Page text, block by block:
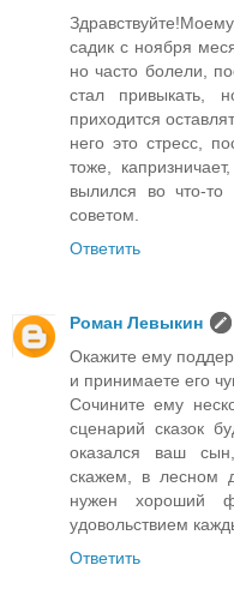
садик с ноября
но часто болели,
стал привыкать,
приходится
него это стресс,
тоже,
вылился во что-
советом.
Ответить
Роман Левыкин
Окажите ему
и принимаете его
Сочините ему
сценарий сказок
оказался ваш
скажем, в лесном
нужен хороший
удовольствием
Ответить